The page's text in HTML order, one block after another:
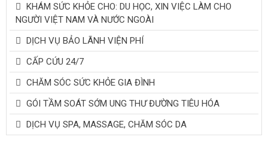
KHÁM SỨC KHỎE CHO: DU HỌC, XIN VIỆC LÀM CHO
NGƯỜI VIỆT NAM VÀ NƯỚC NGOÀI
DỊCH VỤ BẢO LÃNH VIỆN PHÍ
CẤP CỨU 24/7
CHĂM SÓC SỨC KHỎE GIA ĐÌNH
GÓI TẦM SOÁT SỚM UNG THƯ ĐƯỜNG TIÊU HÓA
DỊCH VỤ SPA, MASSAGE, CHĂM SÓC DA